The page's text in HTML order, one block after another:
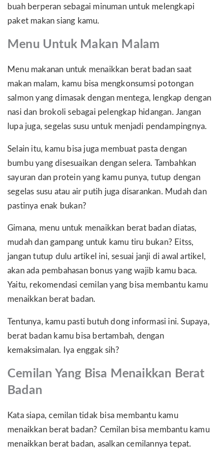
buah berperan sebagai minuman untuk melengkapi
paket makan siang kamu.
Menu Untuk Makan Malam
Menu makanan untuk menaikkan berat badan saat
makan malam, kamu bisa mengkonsumsi potongan
salmon yang dimasak dengan mentega, lengkap dengan
nasi dan brokoli sebagai pelengkap hidangan. Jangan
lupa juga, segelas susu untuk menjadi pendampingnya.
Selain itu, kamu bisa juga membuat pasta dengan
bumbu yang disesuaikan dengan selera. Tambahkan
sayuran dan protein yang kamu punya, tutup dengan
segelas susu atau air putih juga disarankan. Mudah dan
pastinya enak bukan?
Gimana, menu untuk menaikkan berat badan diatas,
mudah dan gampang untuk kamu tiru bukan? Eitss,
jangan tutup dulu artikel ini, sesuai janji di awal artikel,
akan ada pembahasan bonus yang wajib kamu baca.
Yaitu, rekomendasi cemilan yang bisa membantu kamu
menaikkan berat badan.
Tentunya, kamu pasti butuh dong informasi ini. Supaya,
berat badan kamu bisa bertambah, dengan
kemaksimalan. Iya enggak sih?
Cemilan Yang Bisa Menaikkan Berat
Badan
Kata siapa, cemilan tidak bisa membantu kamu
menaikkan berat badan? Cemilan bisa membantu kamu
menaikkan berat badan, asalkan cemilannya tepat.